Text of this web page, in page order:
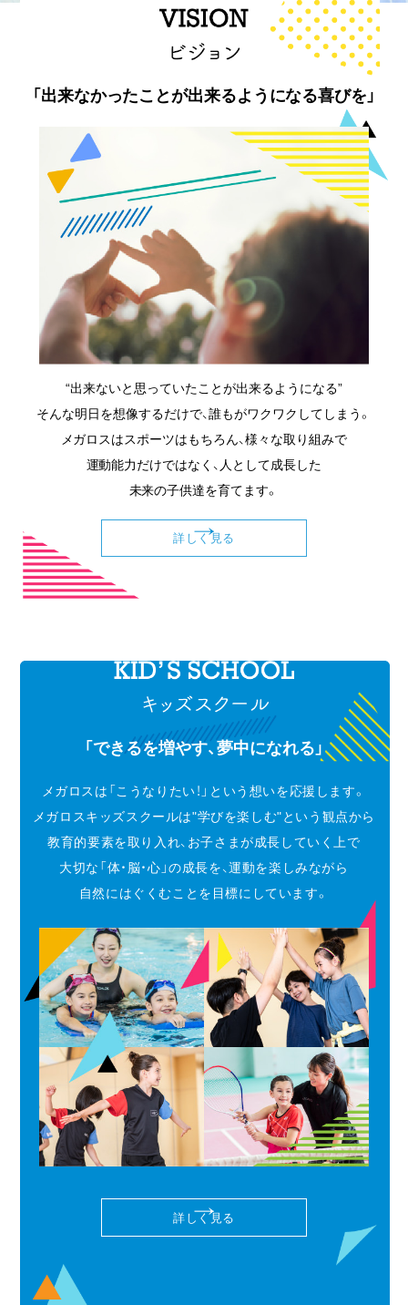
「出来なかったことが出来るようになる喜びを」
“出来ないと思っていたことが出来るようになる”
そんな明日を想像するだけで、誰もがワクワクしてしまう。
メガロスはスポーツはもちろん、様々な取り組みで
運動能力だけではなく、人として成長した
未来の子供達を育てます。
詳しく見る
「できるを増やす、夢中になれる」
メガロスは「こうなりたい！」という想いを応援します。
メガロスキッズスクールは"学びを楽しむ"という観点から
教育的要素を取り入れ、お子さまが成長していく上で
大切な「体・脳・心」の成長を、運動を楽しみながら
自然にはぐくむことを目標にしています。
詳しく見る